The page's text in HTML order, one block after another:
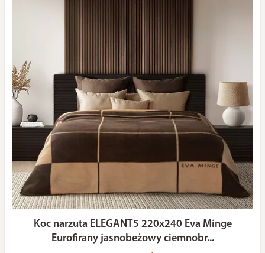
Koc narzuta ELEGANT5 220x240 Eva Minge
Eurofirany jasnobeżowy ciemnobr...